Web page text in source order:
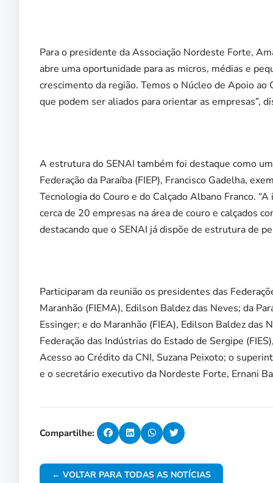
Para o presidente da Associação Nordeste Forte,
abre uma oportunidade para as micros, médias e
crescimento da região. Temos o Núcleo de Apoio
que podem ser aliados para orientar as empresas”,
A estrutura do SENAI também foi destaque como
Federação da Paraíba (FIEP), Francisco Gadelha,
Tecnologia do Couro e do Calçado Albano Franco.
cerca de 20 empresas na área de couro e calçados
destacando que o SENAI já dispõe de estrutura de
Participaram da reunião os presidentes das
Maranhão (FIEMA), Edilson Baldez das Neves; da
Essinger; e do Maranhão (FIEA), Edilson Baldez das
Federação das Indústrias do Estado de Sergipe
Acesso ao Crédito da CNI, Suzana Peixoto; o
e o secretário executivo da Nordeste Forte, Ernani
Compartilhe:
← VOLTAR PARA TODAS AS NOTÍCIAS